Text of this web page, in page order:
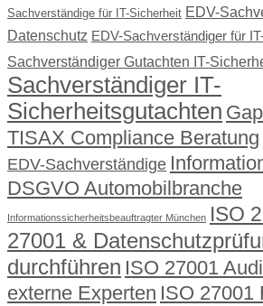
Sachverständige für IT-Sicherheit EDV-
Datenschutz EDV-Sachverständiger für
Sachverständiger Gutachten IT-
Sachverständiger IT-
Sicherheitsgutachten
TISAX Compliance Beratung
EDV-Sachverständige
DSGVO Automobilbranche
Informationssicherheitsbeauftragter München ISO
27001 &
durchführen ISO 27001
externe Experten ISO 27001